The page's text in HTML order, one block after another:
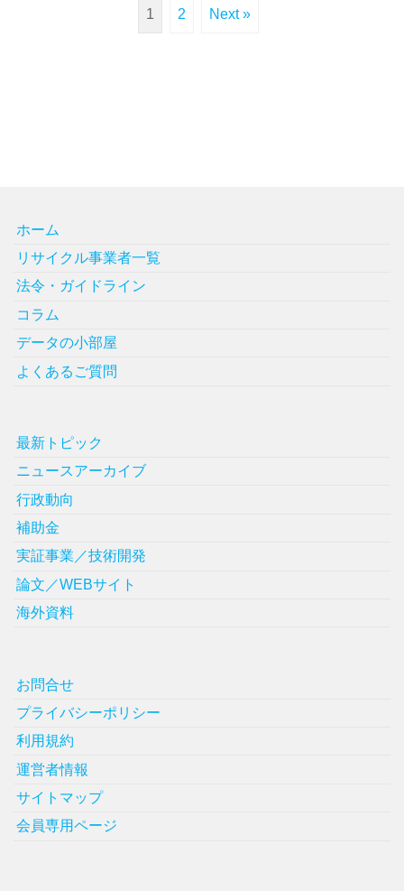
1 2 Next »
ホーム
リサイクル事業者一覧
法令・ガイドライン
コラム
データの小部屋
よくあるご質問
最新トピック
ニュースアーカイブ
行政動向
補助金
実証事業／技術開発
論文／WEBサイト
海外資料
お問合せ
プライバシーポリシー
利用規約
運営者情報
サイトマップ
会員専用ページ